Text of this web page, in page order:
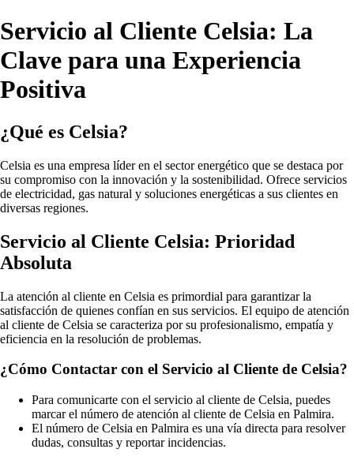
Servicio al Cliente Celsia: La
Clave para una Experiencia
Positiva
¿Qué es Celsia?
Celsia es una empresa líder en el sector energético que se destaca por
su compromiso con la innovación y la sostenibilidad. Ofrece servicios
de electricidad, gas natural y soluciones energéticas a sus clientes en
diversas regiones.
Servicio al Cliente Celsia: Prioridad
Absoluta
La atención al cliente en Celsia es primordial para garantizar la
satisfacción de quienes confían en sus servicios. El equipo de atención
al cliente de Celsia se caracteriza por su profesionalismo, empatía y
eficiencia en la resolución de problemas.
¿Cómo Contactar con el Servicio al Cliente de Celsia?
Para comunicarte con el servicio al cliente de Celsia, puedes
marcar el número de atención al cliente de Celsia en Palmira.
El número de Celsia en Palmira es una vía directa para resolver
dudas, consultas y reportar incidencias.